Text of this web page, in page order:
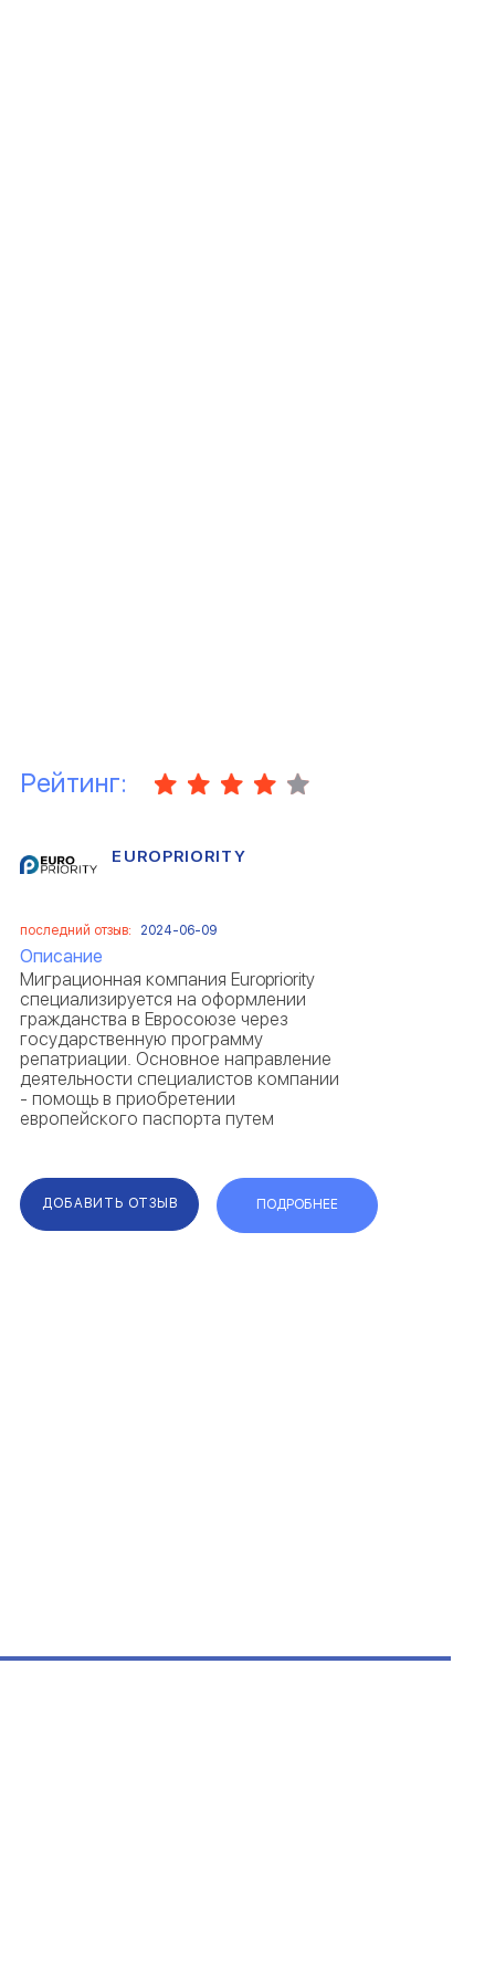
Рейтинг:
EUROPRIORITY
последний отзыв: 2024-06-09
Описание
Миграционная компания Europriority
специализируется на оформлении
гражданства в Евросоюзе через
государственную программу
репатриации. Основное направление
деятельности специалистов компании
- помощь в приобретении
европейского паспорта путем
миграционные эксперты
предоставляют содействие на каждом
эт...
ДОБАВИТЬ ОТЗЫВ ПОДРОБНЕЕ